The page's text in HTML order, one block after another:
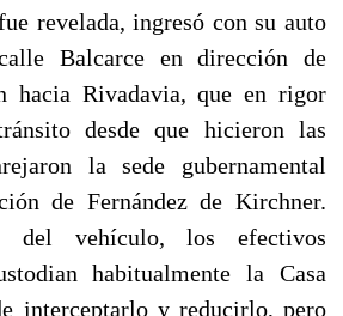
revelada, ingresó con su auto
Balcarce en dirección de
hacia Rivadavia, que en rigor
desde que hicieron las
la sede gubernamental
de Fernández de Kirchner.
del vehículo, los efectivos
habitualmente la Casa
interceptarlo y reducirlo, pero